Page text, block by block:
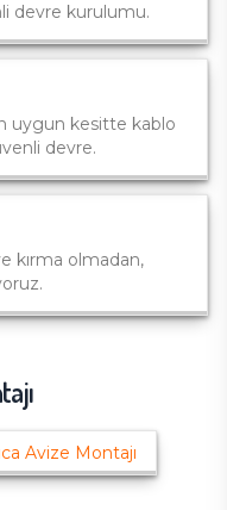
devre kurulumu.
uygun kesitte kablo
devre.
kırma olmadan,
Avize Montajı